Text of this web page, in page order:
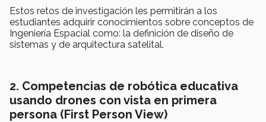
Estos retos de investigación les permitirán a los
estudiantes adquirir conocimientos sobre conceptos de
Ingeniería Espacial como: la definición de diseño de
sistemas y de arquitectura satelital.
2. Competencias de robótica educativa
usando drones con vista en primera
persona (First Person View)